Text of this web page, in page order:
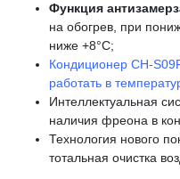
Функция
на обогрев, при
ниже +8°C;
Кондиционер CH-
работать в
Интеллектуальная
наличия фреона в
Технология нового
тотальная очистка